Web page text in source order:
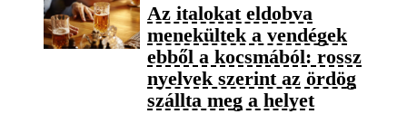
Az italokat eldobva
menekültek a vendégek
ebből a kocsmából: rossz
nyelvek szerint az ördög
szállta meg a helyet